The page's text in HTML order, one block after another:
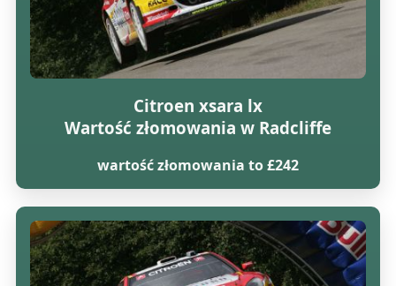
Citroen xsara lx
Wartość złomowania w Radcliffe
wartość złomowania to £242